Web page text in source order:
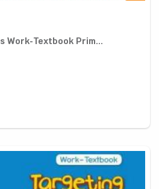
Work-Textbook Prim...